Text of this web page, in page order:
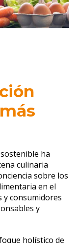
ha
culinaria
sobre los
en el
y consumidores
y
holístico de